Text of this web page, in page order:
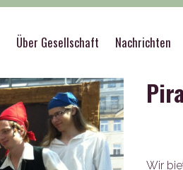
Über Gesellschaft Nachrichten
Wir